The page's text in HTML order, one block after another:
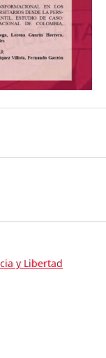
y Libertad